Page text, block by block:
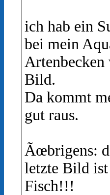
ich hab ein
bei mein
Artenbecken
Bild.
Da kommt
gut raus.
Ãœbrigens:
letzte Bild ist
Fisch!!!